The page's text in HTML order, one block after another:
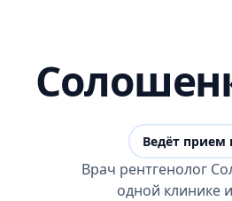
Ведёт прием
Врач рентгенолог
одной клинике